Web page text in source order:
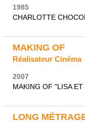
1985
CHARLOTTE
MAKING OF
Réalisateur Cinéma
2007
MAKING OF "LISA
LONG